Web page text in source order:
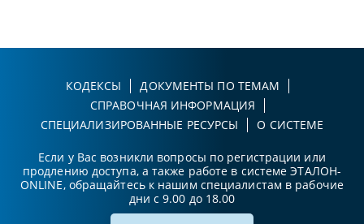
КОДЕКСЫ
ДОКУМЕНТЫ ПО ТЕМАМ
СПРАВОЧНАЯ ИНФОРМАЦИЯ
СПЕЦИАЛИЗИРОВАННЫЕ РЕСУРСЫ
О СИСТЕМЕ
Если у Вас возникли вопросы по регистрации или
продлению доступа, а также работе в системе ЭТАЛОН-
ONLINE, обращайтесь к нашим специалистам в рабочие
дни с 9.00 до 18.00